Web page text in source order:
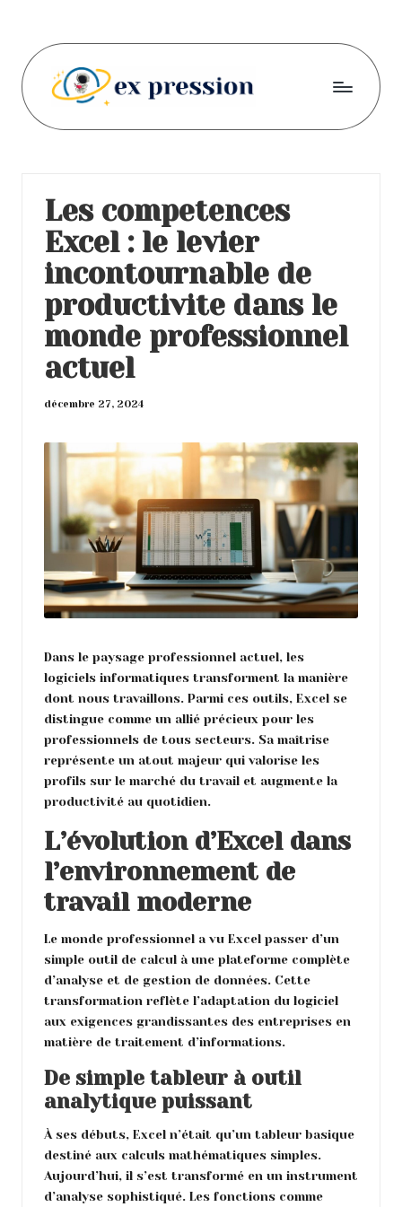
content
E
p
r
e
s
s
i
o
n
écrit
Les competences
Excel : le levier
incontournable de
productivite dans le
monde professionnel
actuel
décembre 27, 2024
Dans le paysage professionnel actuel, les
logiciels informatiques transforment la manière
dont nous travaillons. Parmi ces outils, Excel se
distingue comme un allié précieux pour les
professionnels de tous secteurs. Sa maîtrise
représente un atout majeur qui valorise les
profils sur le marché du travail et augmente la
productivité au quotidien.
L’évolution d’Excel dans
l’environnement de
travail moderne
Le monde professionnel a vu Excel passer d’un
simple outil de calcul à une plateforme complète
d’analyse et de gestion de données. Cette
transformation reflète l’adaptation du logiciel
aux exigences grandissantes des entreprises en
matière de traitement d’informations.
De simple tableur à outil
analytique puissant
À ses débuts, Excel n’était qu’un tableur basique
destiné aux calculs mathématiques simples.
Aujourd’hui, il s’est transformé en un instrument
d’analyse sophistiqué. Les fonctions comme